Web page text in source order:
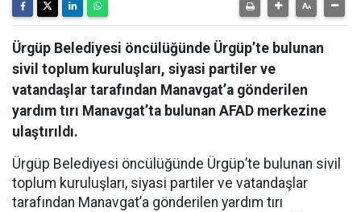
Ürgüp Belediyesi öncülüğünde Ürgüp’te bulunan
sivil toplum kuruluşları, siyasi partiler ve
vatandaşlar tarafından Manavgat’a gönderilen
yardım tırı Manavgat’ta bulunan AFAD merkezine
ulaştırıldı.
Ürgüp Belediyesi öncülüğünde Ürgüp’te bulunan sivil
toplum kuruluşları, siyasi partiler ve vatandaşlar
tarafından Manavgat’a gönderilen yardım tırı